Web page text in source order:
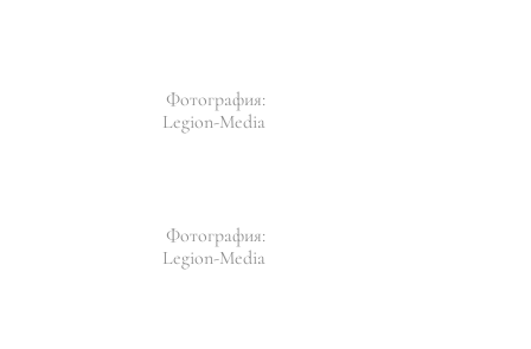
Фотография:
Legion-Media
Фотография:
Legion-Media